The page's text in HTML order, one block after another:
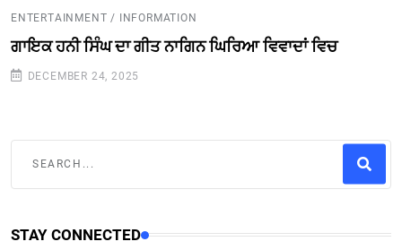
ENTERTAINMENT / INFORMATION
ਗਾਇਕ ਹਨੀ ਸਿੰਘ ਦਾ ਗੀਤ ਨਾਗਿਨ ਘਿਰਿਆ ਵਿਵਾਦਾਂ ਵਿਚ
DECEMBER 24, 2025
STAY CONNECTED